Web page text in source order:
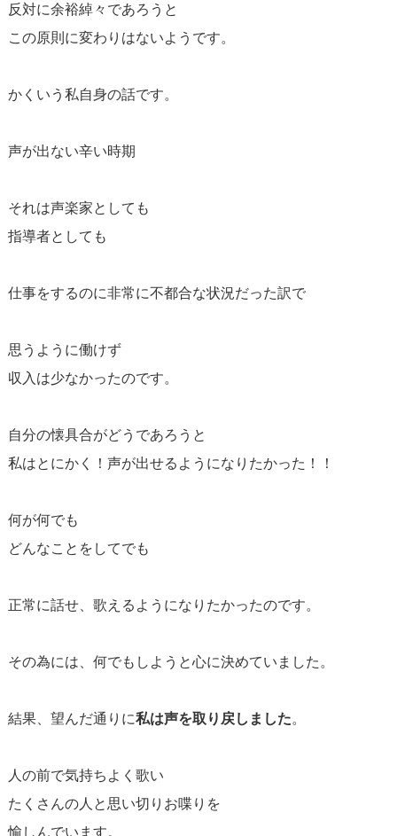
反対に余裕綽々であろうと
この原則に変わりはないようです。
かくいう私自身の話です。
声が出ない辛い時期
それは声楽家としても
指導者としても
仕事をするのに非常に不都合な状況だった訳で
思うように働けず
収入は少なかったのです。
自分の懐具合がどうであろうと
私はとにかく！声が出せるようになりたかった！！
何が何でも
どんなことをしてでも
正常に話せ、歌えるようになりたかったのです。
その為には、何でもしようと心に決めていました。
結果、望んだ通りに私は声を取り戻しました。
人の前で気持ちよく歌い
たくさんの人と思い切りお喋りを
愉しんでいます。